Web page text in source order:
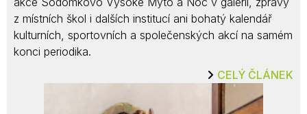
z místních škol i dalších institucí ani bohatý kalendář
kulturních, sportovních a společenských akcí na samém
konci periodika.
CELÝ ČLÁNEK